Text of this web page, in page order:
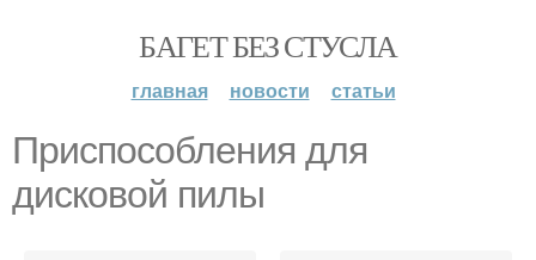
БАГЕТ БЕЗ СТУСЛА
главная новости статьи
Приспособления для
дисковой пилы